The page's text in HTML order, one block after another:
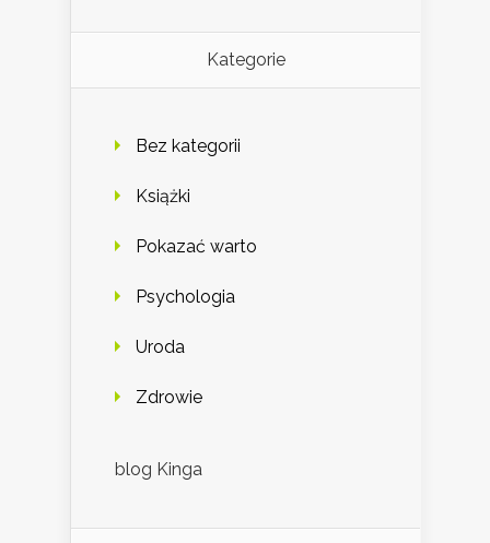
Kategorie
Bez kategorii
Książki
Pokazać warto
Psychologia
Uroda
Zdrowie
blog Kinga